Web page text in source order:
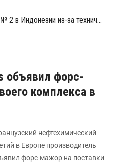
Asahimas закрыла линию ВХМ № 2 в Индонезии из-за технических проблем
объявил форс-
комплекса в
нефтехимический
в Европе производитель
форс-мажор на поставки